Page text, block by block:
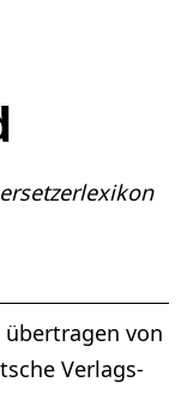
von
Verlags-